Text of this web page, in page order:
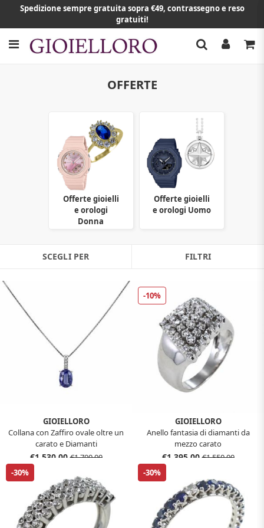
Spedizione sempre gratuita sopra €49, contrassegno e reso
gratuiti!
OFFERTE
Offerte gioielli
e orologi
Donna
Offerte gioielli
e orologi Uomo
SCEGLI PER FILTRI
GIOIELLORO
Collana con Zaffiro ovale oltre un
carato e Diamanti
€1.530,00€1.700,00
-10%
GIOIELLORO
Anello fantasia di diamanti da
mezzo carato
€1.395,00€1.550,00
-30%
-30%